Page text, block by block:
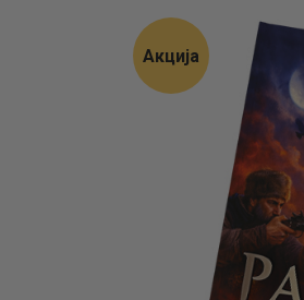
Акција